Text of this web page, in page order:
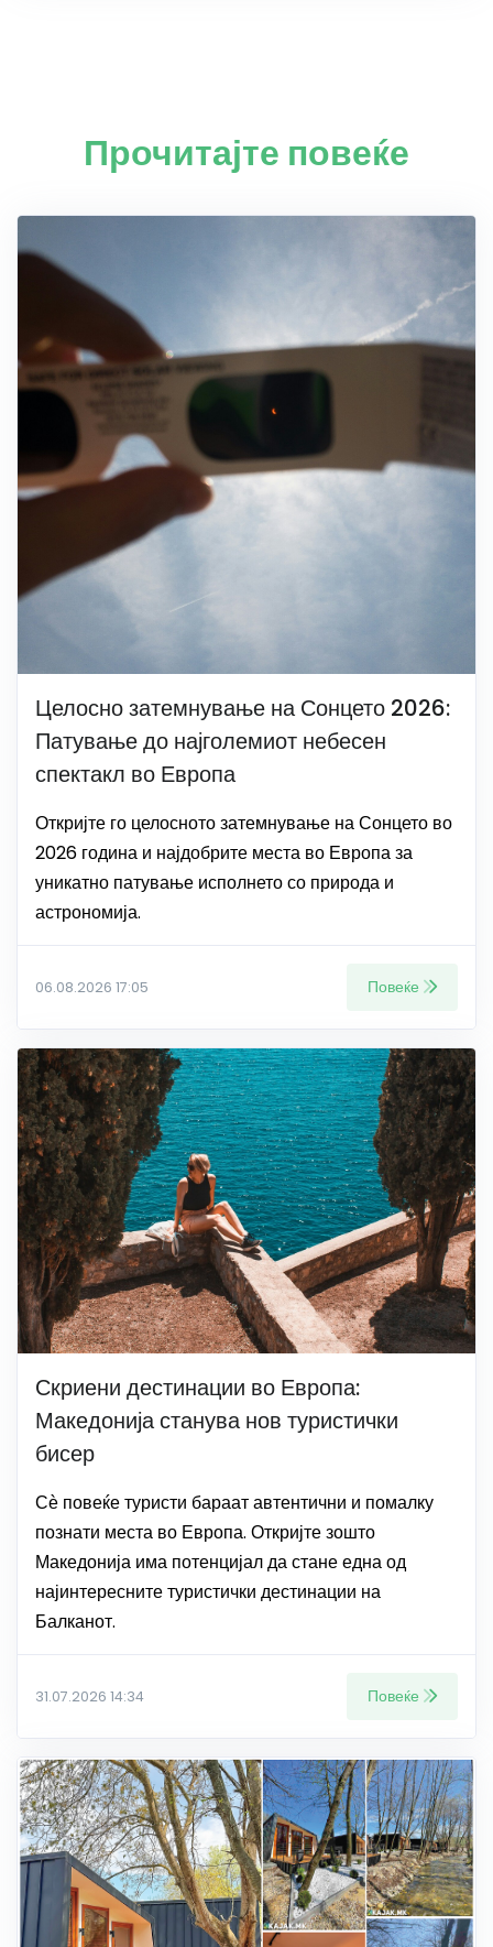
Прочитајте повеќе
Целосно затемнување на Сонцето 2026:
Патување до најголемиот небесен
спектакл во Европа
Откријте го целосното затемнување на Сонцето во
2026 година и најдобрите места во Европа за
уникатно патување исполнето со природа и
астрономија.
06.08.2026 17:05 Повеќе
Скриени дестинации во Европа:
Македонија станува нов туристички
бисер
Сѐ повеќе туристи бараат автентични и помалку
познати места во Европа. Откријте зошто
Македонија има потенцијал да стане една од
најинтересните туристички дестинации на
Балканот.
31.07.2026 14:34 Повеќе